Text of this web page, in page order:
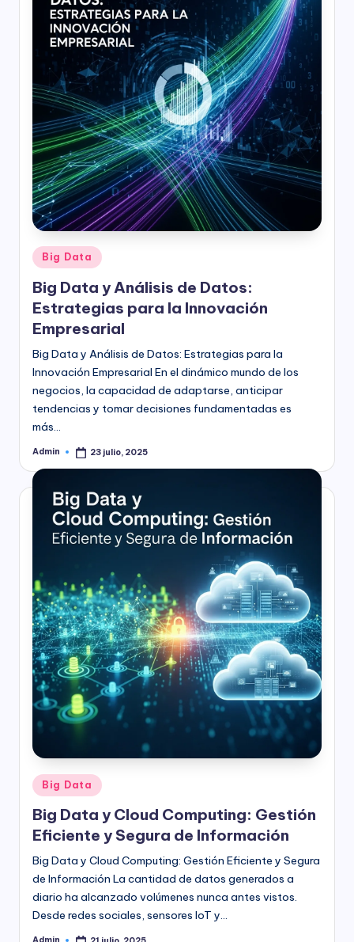
Publicado
en
Big Data
Big Data y Análisis de Datos:
Estrategias para la Innovación
Empresarial
Big Data y Análisis de Datos: Estrategias para la
Innovación Empresarial En el dinámico mundo de los
negocios, la capacidad de adaptarse, anticipar
tendencias y tomar decisiones fundamentadas es
más…
Publicado
Admin 23 julio, 2025
Publicado
en
Big Data
Big Data y Cloud Computing: Gestión
Eficiente y Segura de Información
Big Data y Cloud Computing: Gestión Eficiente y Segura
de Información La cantidad de datos generados a
diario ha alcanzado volúmenes nunca antes vistos.
Desde redes sociales, sensores IoT y…